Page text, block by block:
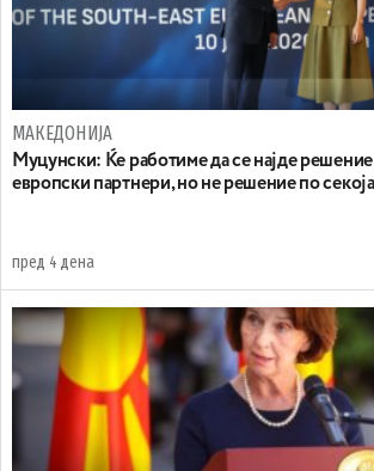
МАКЕДОНИЈА
Муцунски: Ќе работиме да се најде
европски партнери, но не решение по
пред 4 дена